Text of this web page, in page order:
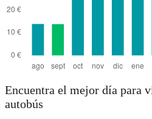
Encuentra el mejor día para
autobús